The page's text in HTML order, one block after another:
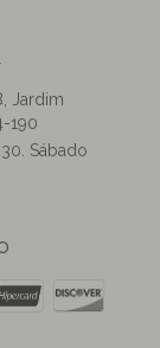
Jardim
190
Sábado